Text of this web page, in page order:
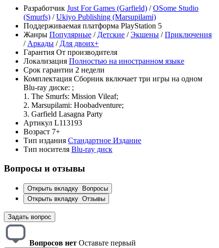
Разработчик Just For Games (Garfield) /OSome Studio
(Smurfs) /Ukiyo Publishing (Marsupilami)
Поддерживаемая платформа PlayStation 5
Жанры Популярные / Детские /Экшены /Приключения
/ Аркады / Для двоих+
Гарантия От производителя
Локализация Полностью на иностранном языке
Срок гарантии 2 недели
Комплектация Сборник включает три игры на одном
Blu-ray диске: ;
1. The Smurfs: Mission Vileaf;
2. Marsupilami: Hoobadventure;
3. Garfield Lasagna Party
Артикул L113193
Возраст 7+
Тип издания Стандартное Издание
Тип носителя Blu-ray диск
Вопросы и отзывы
Открыть вкладку
Вопросы
Открыть вкладку Отзывы
Задать вопрос
Вопросов нет Оставьте первый